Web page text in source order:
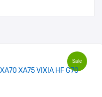
Sale
XA75 VIXIA HF G70